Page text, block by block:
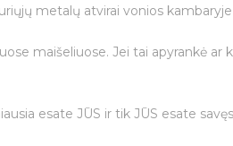
metalų atvirai vonios
maišeliuose. Jei tai apyrankė
esate JŪS ir tik JŪS esate
Jūsų el. paštas